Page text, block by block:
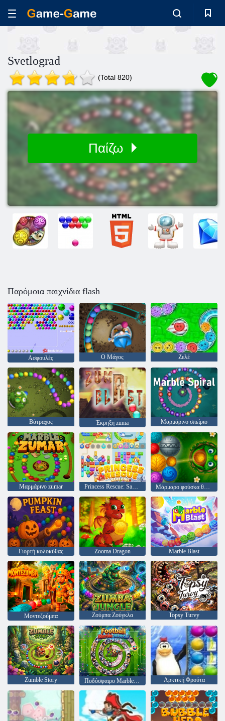
Svetlograd
(Total 820)
Παίζω
Παρόμοια παιχνίδια flash
Ασφουλές Ο Μάγος Ζελέ
Βάτραχος Έκρηξη zuma Μαρμάρινο σπείριο
Μαρμάρινο zumar Princess Rescue: Save Girl Μάρμαρο φούσκα θρύλος
Γιορτή κολοκύθας Zooma Dragon Marble Blast
Μοντεζούμπα Ζούμπα Ζούγκλα Topsy Turvy
Zumble Story Ποδόσφαιρο Marble Shooter Αρκτική Φρούτα